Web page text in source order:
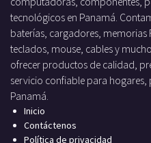
tecnológicos en Panamá.
baterías, cargadores, memorias
teclados, mouse, cables y
ofrecer productos de calidad,
servicio confiable para
Panamá.
Inicio
Contáctenos
Política de privacidad